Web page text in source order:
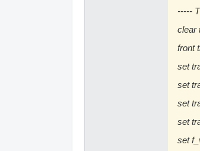
-----
clear
front
set
set
set
set
set